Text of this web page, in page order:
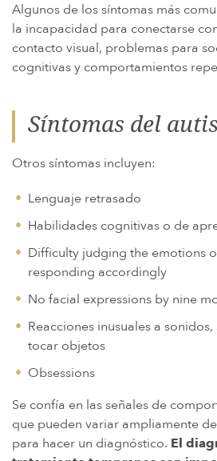
Algunos de los síntomas más
la incapacidad para conectarse
contacto visual, problemas para
cognitivas y comportamientos
Síntomas del
Otros síntomas incluyen:
Lenguaje retrasado
Habilidades cognitivas o de
Difficulty judging the emotions
responding accordingly
No facial expressions by nine
Reacciones inusuales a
tocar objetos
Obsessions
Se confía en las señales de
que pueden variar ampliamente
para hacer un diagnóstico. El